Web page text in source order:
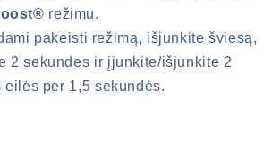
režimu.
pakeisti režimą, išjunkite šviesą,
2 sekundes ir įjunkite/išjunkite 2
eilės per 1,5 sekundės.